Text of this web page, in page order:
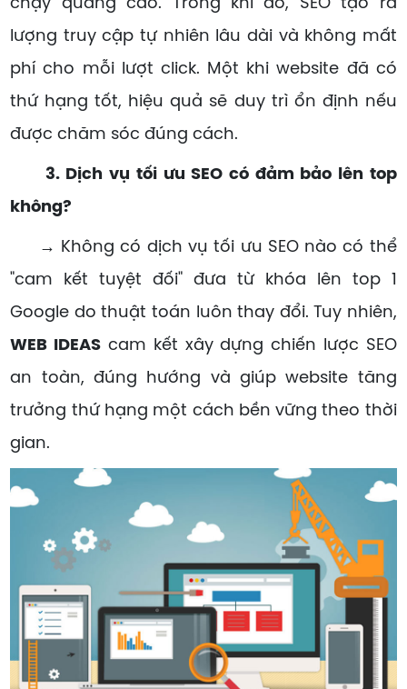
chạy quảng cáo. Trong khi đó, SEO tạo ra
lượng truy cập tự nhiên lâu dài và không mất
phí cho mỗi lượt click. Một khi website đã có
thứ hạng tốt, hiệu quả sẽ duy trì ổn định nếu
được chăm sóc đúng cách.
3. Dịch vụ tối ưu SEO có đảm bảo lên top
không?
→ Không có dịch vụ tối ưu SEO nào có thể
"cam kết tuyệt đối" đưa từ khóa lên top 1
Google do thuật toán luôn thay đổi. Tuy nhiên,
WEB IDEAS cam kết xây dựng chiến lược SEO
an toàn, đúng hướng và giúp website tăng
trưởng thứ hạng một cách bền vững theo thời
gian.